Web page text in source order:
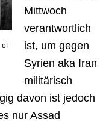
of
Mittwoch
verantwortlich
ist, um gegen
Syrien aka Iran
militärisch
davon ist jedoch
nur Assad